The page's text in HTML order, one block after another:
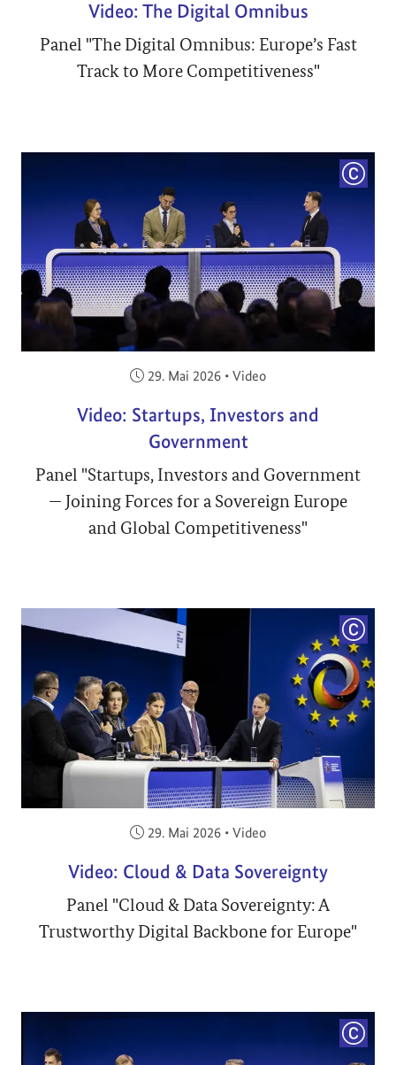
Video: The Digital Omnibus
Panel "The Digital Omnibus: Europe’s Fast
Track to More Competitiveness"
Veröffentlicht am:
29. Mai 2026 • Video
Video: Startups, Investors and
Government
Panel "Startups, Investors and Government
— Joining Forces for a Sovereign Europe
and Global Competitiveness"
Veröffentlicht am:
29. Mai 2026 • Video
Video: Cloud & Data Sovereignty
Panel "Cloud & Data Sovereignty: A
Trustworthy Digital Backbone for Europe"